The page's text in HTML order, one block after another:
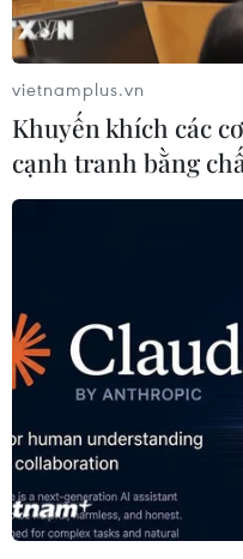
Theo dõi VietnamPlus
vietnamplus.vn
Khuyến khích các
cạnh tranh bằng